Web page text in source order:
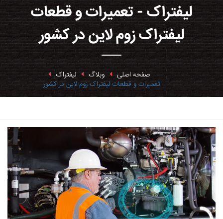
لیفتراک - تعمیرات و قطعات
لیفتراک زوم لاین در کشور
صفحه اصلی وبلاگ لیفتراک
تعمیرات و قطعات لیفتراک زوم لاین در کشور